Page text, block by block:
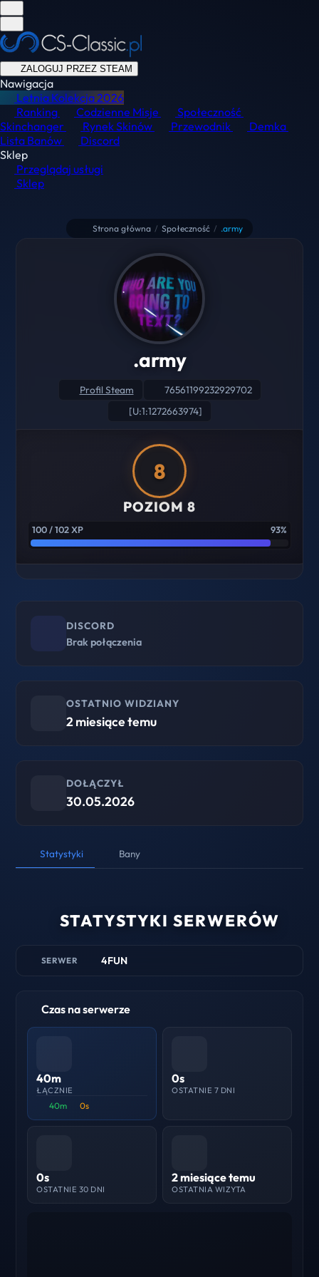
ZALOGUJ PRZEZ STEAM
Nawigacja
Letnia Kolekcja2026
Ranking
Codzienne Misje
Społeczność
Skinchanger
Rynek Skinów Przewodnik
Demka
Lista Banów
Discord
Sklep
Przeglądaj usługi
Sklep
Strona główna / Społeczność / .army
.army
Profil Steam
76561199232929702
[U:1:1272663974]
8
POZIOM 8
100 / 102 XP 93%
DISCORD
Brak połączenia
OSTATNIO WIDZIANY
2 miesiące temu
DOŁĄCZYŁ
30.05.2026
Statystyki Bany
STATYSTYKI SERWERÓW
SERWER 4FUN
Czas na serwerze
40m
ŁĄCZNIE
40m 0s
0s
OSTATNIE 7 DNI
0s
OSTATNIE 30 DNI
2 miesiące temu
OSTATNIA WIZYTA